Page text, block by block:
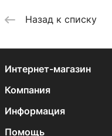
Назад к списку
Интернет-магазин
Компания
Информация
Помощь